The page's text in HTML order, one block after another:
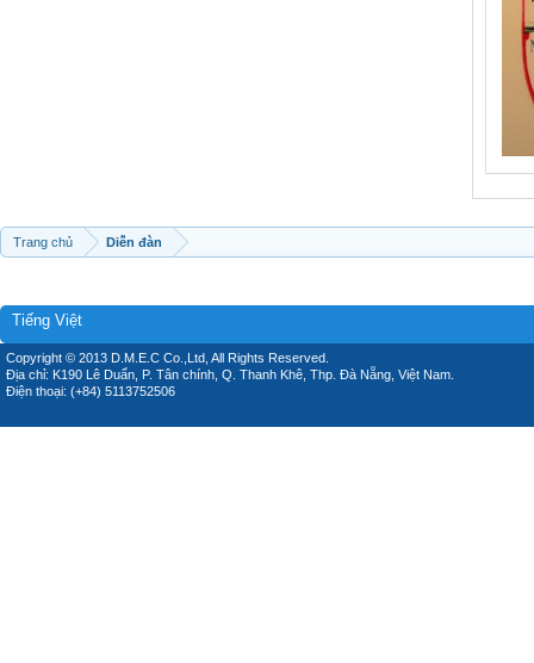
Trang chủ Diễn đàn
Tiếng Việt
Copyright © 2013 D.M.E.C Co.,Ltd, All Rights Reserved.
Địa chỉ: K190 Lê Duẩn, P. Tân chính, Q. Thanh Khê, Thp. Đà Nẵng, Việt Nam.
Điện thoại: (+84) 5113752506